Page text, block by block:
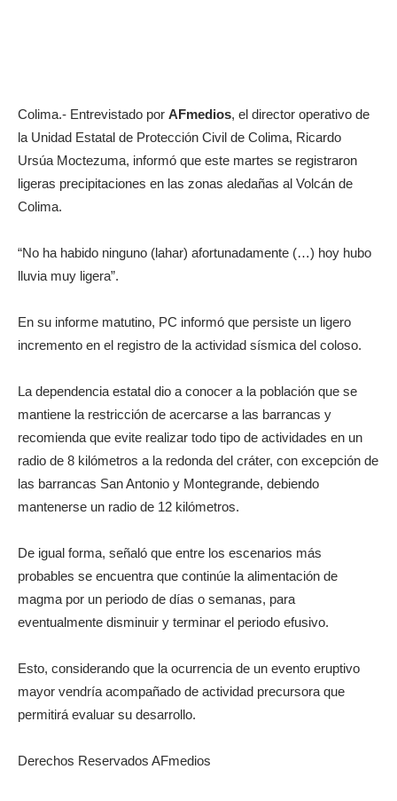
Colima.- Entrevistado por AFmedios, el director operativo de
la Unidad Estatal de Protección Civil de Colima, Ricardo
Ursúa Moctezuma, informó que este martes se registraron
ligeras precipitaciones en las zonas aledañas al Volcán de
Colima.
“No ha habido ninguno (lahar) afortunadamente (…) hoy hubo
lluvia muy ligera”.
En su informe matutino, PC informó que persiste un ligero
incremento en el registro de la actividad sísmica del coloso.
La dependencia estatal dio a conocer a la población que se
mantiene la restricción de acercarse a las barrancas y
recomienda que evite realizar todo tipo de actividades en un
radio de 8 kilómetros a la redonda del cráter, con excepción de
las barrancas San Antonio y Montegrande, debiendo
mantenerse un radio de 12 kilómetros.
De igual forma, señaló que entre los escenarios más
probables se encuentra que continúe la alimentación de
magma por un periodo de días o semanas, para
eventualmente disminuir y terminar el periodo efusivo.
Esto, considerando que la ocurrencia de un evento eruptivo
mayor vendría acompañado de actividad precursora que
permitirá evaluar su desarrollo.
Derechos Reservados AFmedios